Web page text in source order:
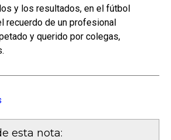
y los resultados, en el fútbol
recuerdo de un profesional
y querido por colegas,
esta nota: